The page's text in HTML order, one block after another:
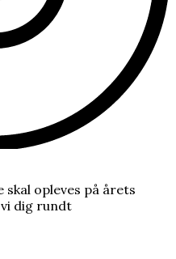
skal opleves på årets
dig rundt